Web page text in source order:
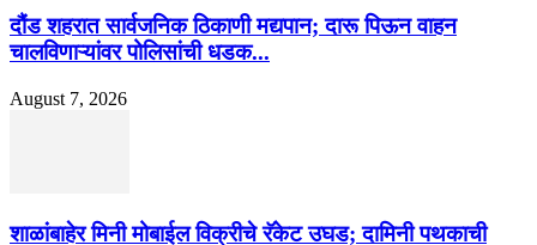
दौंड शहरात सार्वजनिक ठिकाणी मद्यपान; दारू पिऊन वाहन
चालविणाऱ्यांवर पोलिसांची धडक...
August 7, 2026
शाळांबाहेर मिनी मोबाईल विक्रीचे रॅकेट उघड; दामिनी पथकाची